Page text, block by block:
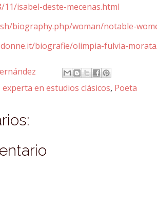
isabel-deste-mecenas.html
biography.php/woman/notable-
biografie/olimpia-fulvia-
experta en estudios clásicos, Poeta